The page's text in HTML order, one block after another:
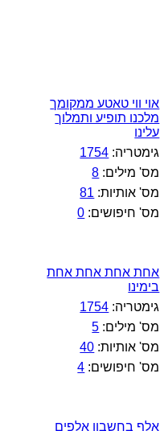
אוי ווי טאטע ממקומך
מלכנו תופיע ותמלוך
עלינו
גימטריה: 1754
מס' מילים: 8
מס' אותיות: 81
מס' חיפושים: 0
אחת אחת אחת אחת
בימינו
גימטריה: 1754
מס' מילים: 5
מס' אותיות: 40
מס' חיפושים: 4
אלף בחשבון אלפים